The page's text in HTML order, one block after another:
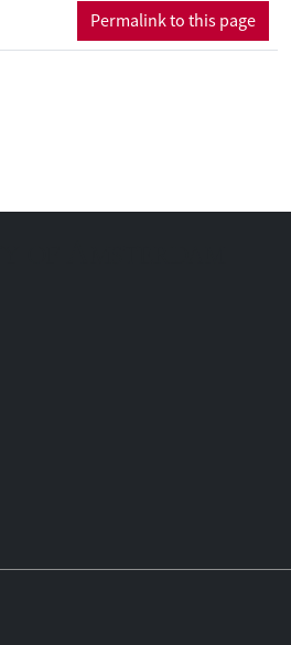
van harmonische
resulteerde in het ooit
Permalink to this page